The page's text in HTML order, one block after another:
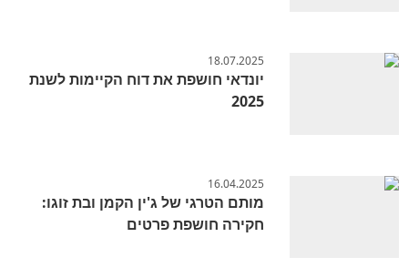
18.07.2025
יונדאי חושפת את דוח הקיימות לשנת
2025
16.04.2025
מותם הטרגי של ג'ין הקמן ובת זוגו:
חקירה חושפת פרטים